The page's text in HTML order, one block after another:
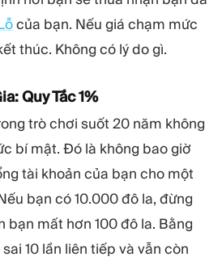
của bạn. Nếu giá chạm mức
thúc. Không có lý do gì.
Quy Tắc 1%
trò chơi suốt 20 năm không
bí mật. Đó là không bao giờ
tài khoản của bạn cho một
bạn có 10.000 đô la, đừng
bạn mất hơn 100 đô la. Bằng
10 lần liên tiếp và vẫn còn